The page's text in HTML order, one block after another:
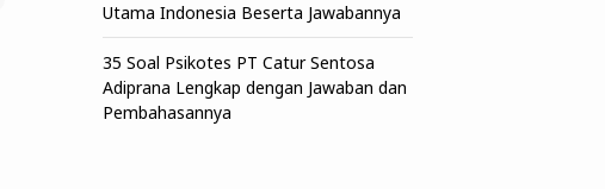
Utama Indonesia Beserta Jawabannya
35 Soal Psikotes PT Catur Sentosa
Adiprana Lengkap dengan Jawaban dan
Pembahasannya